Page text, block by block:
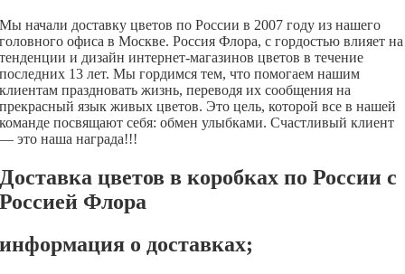
Мы начали доставку цветов по России в 2007 году из нашего
головного офиса в Москве. Россия Флора, с гордостью влияет на
тенденции и дизайн интернет-магазинов цветов в течение
последних 13 лет. Мы гордимся тем, что помогаем нашим
клиентам праздновать жизнь, переводя их сообщения на
прекрасный язык живых цветов. Это цель, которой все в нашей
команде посвящают себя: обмен улыбками. Счастливый клиент
— это наша награда!!!
Доставка цветов в коробках по России с
Россией Флора
информация о доставках;